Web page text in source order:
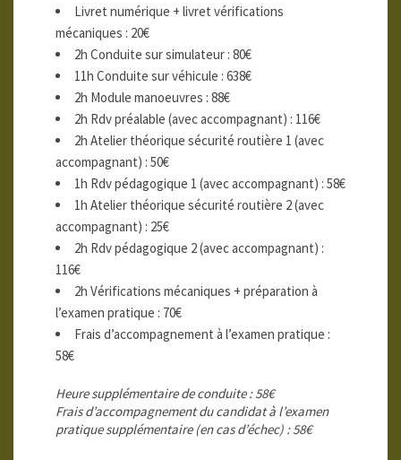
Livret numérique + livret vérifications
mécaniques : 20€
2h Conduite sur simulateur : 80€
11h Conduite sur véhicule : 638€
2h Module manoeuvres : 88€
2h Rdv préalable (avec accompagnant) : 116€
2h Atelier théorique sécurité routière 1 (avec
accompagnant) : 50€
1h Rdv pédagogique 1 (avec accompagnant) : 58€
1h Atelier théorique sécurité routière 2 (avec
accompagnant) : 25€
2h Rdv pédagogique 2 (avec accompagnant) :
116€
2h Vérifications mécaniques + préparation à
l’examen pratique : 70€
Frais d’accompagnement à l’examen pratique :
58€
Heure supplémentaire de conduite : 58€
Frais d’accompagnement du candidat à l’examen
pratique supplémentaire (en cas d’échec) : 58€